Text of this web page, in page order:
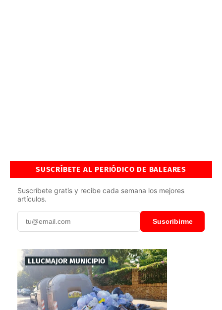
SUSCRÍBETE AL PERIÓDICO DE BALEARES
Suscríbete gratis y recibe cada semana los mejores
artículos.
Suscribirme
LLUCMAJOR MUNICIPIO